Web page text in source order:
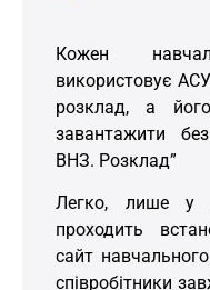
Кожен
використовує
розклад, а
завантажити
ВНЗ. Розклад”
Легко, лише у
проходить
сайт
співробітники